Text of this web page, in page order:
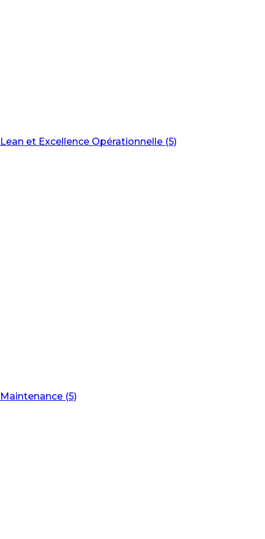
Lean et Excellence Opérationnelle (5)
Maintenance (5)